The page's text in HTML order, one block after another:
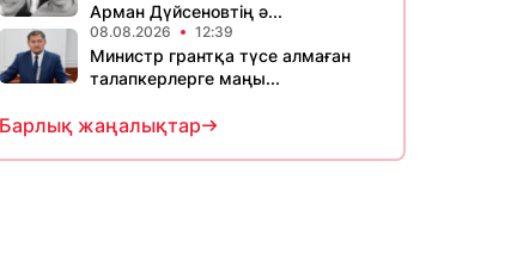
Арман Дүйсеновтің ә...
08.08.2026 12:39
Министр грантқа түсе алмаған
талапкерлерге маңы...
Барлық жаңалықтар